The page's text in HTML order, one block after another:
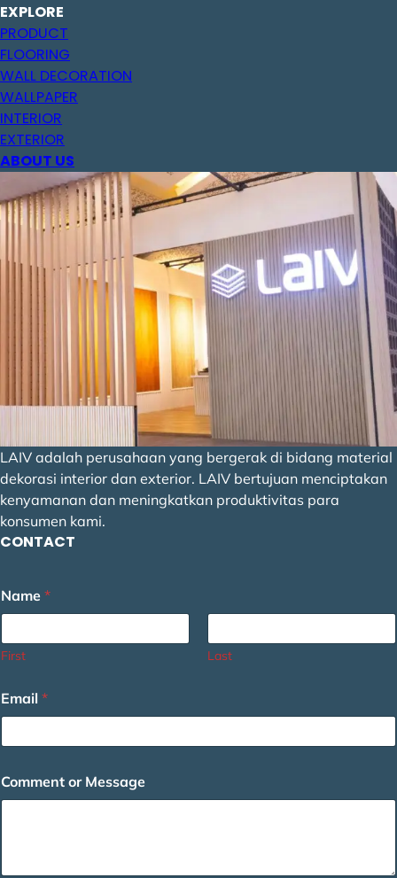
EXPLORE
PRODUCT
FLOORING
WALL DECORATION
WALLPAPER
INTERIOR
EXTERIOR
ABOUT US
LAIV adalah perusahaan yang bergerak di bidang material
dekorasi interior dan exterior. LAIV bertujuan menciptakan
kenyamanan dan meningkatkan produktivitas para
konsumen kami.
CONTACT
a
m
E
m
i
l
Name *
First Last
Email *
Comment or Message